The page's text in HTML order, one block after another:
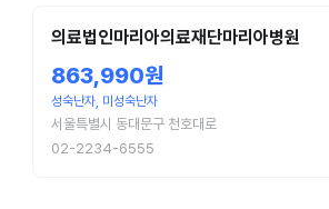
의료법인마리아의료재단마리아병원
863,990원
성숙난자, 미성숙난자
서울특별시 동대문구 천호대로
02-2234-6555